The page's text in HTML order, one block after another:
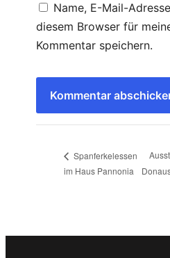
Name, E-Mail-
diesem Browser für
Kommentar speichern.
Spanferkelessen
im Haus Pannonia